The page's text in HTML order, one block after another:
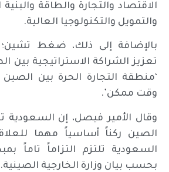
الاقتصاد والتجارة والطاقة والبنية
والتمويل والتكنولوجيا العالية.
بالإضافة إلى ذلك، ضغط
تعزيز الشراكة الاستراتيجية بين
‘منطقة التجارة الحرة بين
وقت ممكن’.
وقال الأمير فيصل، إن السعودية
الصين ركناً أساسياً مهما
السعودية تلتزم التزاماً تاماً
بحسب بيان وزارة الخارجية الصينية.